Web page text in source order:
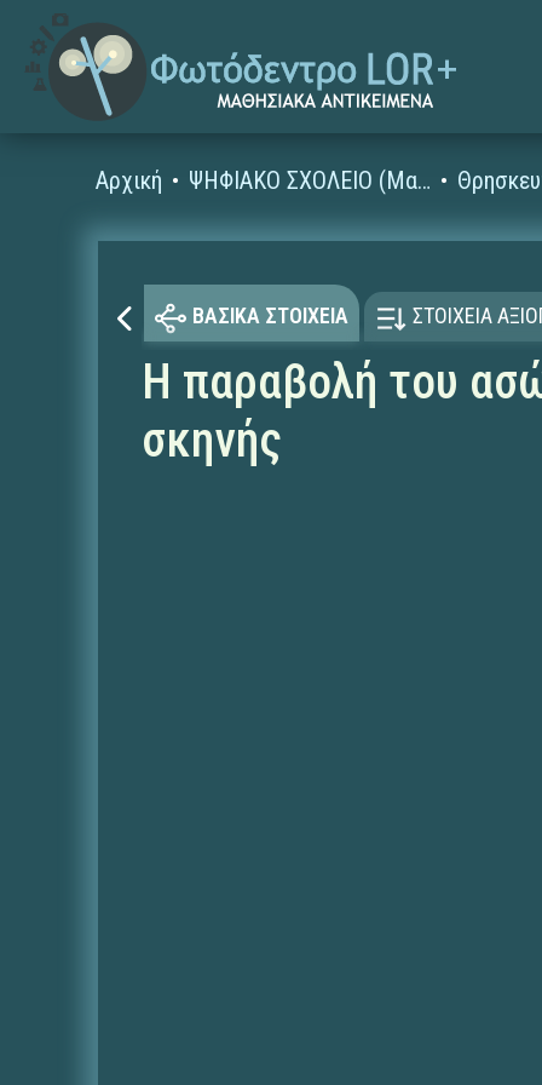
Αρχική ΨΗΦΙΑΚΟ ΣΧΟΛΕΙΟ (Μαθησιακά Αντικείμενα)
ΒΑΣΙΚΑ ΣΤΟΙΧΕΙΑ ΣΤΟΙΧΕΙΑ
Η παραβολή του
σκηνής